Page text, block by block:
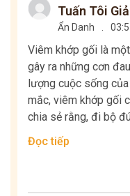
Tuấn Tôi
Ẩn Danh
Viêm khớp gối là
gây ra những cơn
lượng cuộc sống
mắc, viêm khớp gối
chia sẻ rằng, đi bộ
Đọc tiếp